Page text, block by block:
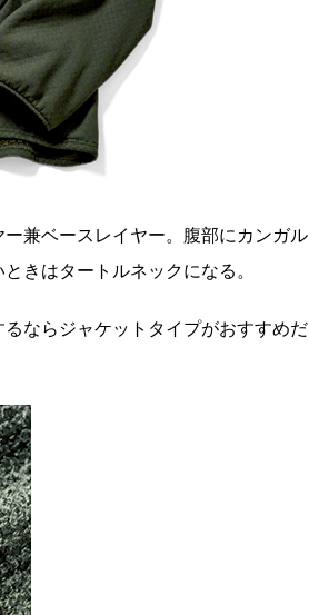
兼ベースレイヤー。腹部にカンガル
きはタートルネックになる。
ならジャケットタイプがおすすめだ